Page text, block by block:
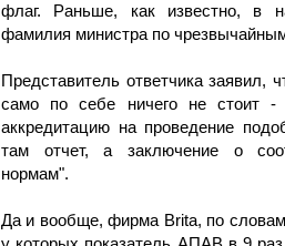
флаг. Раньше, как известно, в
фамилия министра по
Представитель ответчика заявил,
само по себе ничего не стоит -
аккредитацию на проведение
там отчет, а заключение о
нормам".
Да и вообще, фирма Brita, по